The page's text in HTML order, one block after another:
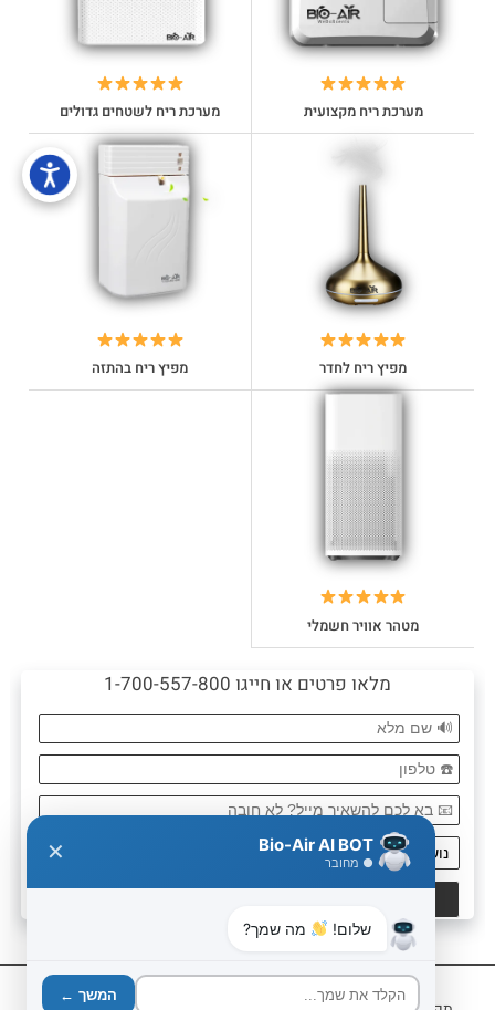
מערכת ריח מקצועית מערכת ריח לשטחים גדולים
מפיץ ריח לחדר מפיץ ריח בהתזה
מטהר אוויר חשמלי
מלאו פרטים או חייגו 1-700-557-800
Bio-Air AI BOT
● מחובר ✕
שלום! מה שמך?
המשך ←